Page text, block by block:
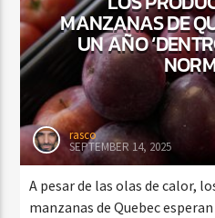
MANZANAS DE
UN AÑO
rasco
SEPTEMBER 14, 2025
A pesar de las olas de calor,
manzanas de Quebec